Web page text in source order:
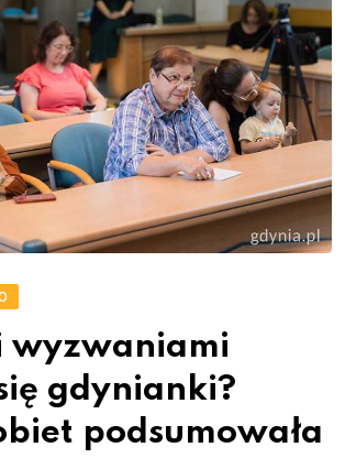
wyzwaniami
gdynianki?
podsumowała